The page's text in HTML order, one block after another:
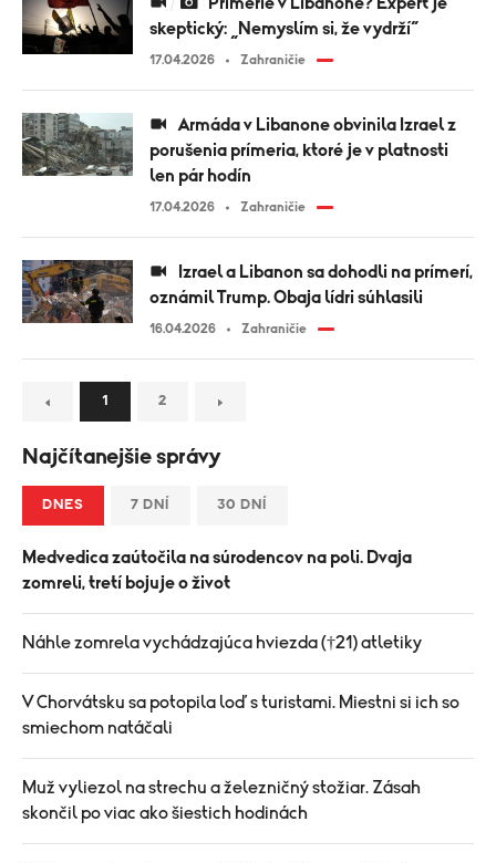
skeptický: „Nemyslím si, že vydrží“
17.04.2026 Zahraničie
porušenia prímeria, ktoré je v platnosti
len pár hodín
17.04.2026 Zahraničie
oznámil Trump. Obaja lídri súhlasili
16.04.2026 Zahraničie
1 2
Najčítanejšie správy
DNES 7 DNÍ 30 DNÍ
Medvedica zaútočila na súrodencov na poli. Dvaja
zomreli, tretí bojuje o život
Náhle zomrela vychádzajúca hviezda (†21) atletiky
V Chorvátsku sa potopila loď s turistami. Miestni si ich so
smiechom natáčali
Muž vyliezol na strechu a železničný stožiar. Zásah
skončil po viac ako šiestich hodinách